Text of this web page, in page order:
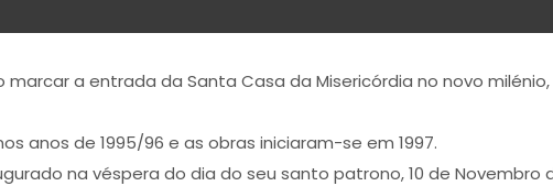
marcar a entrada da Santa Casa da Misericórdia no novo
anos de 1995/96 e as obras iniciaram-se em 1997.
na véspera do dia do seu santo patrono, 10 de Novembro